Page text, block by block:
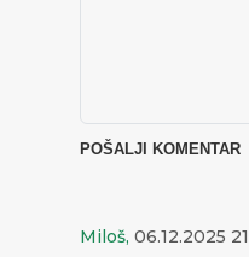
Miloš, 06.12.2025